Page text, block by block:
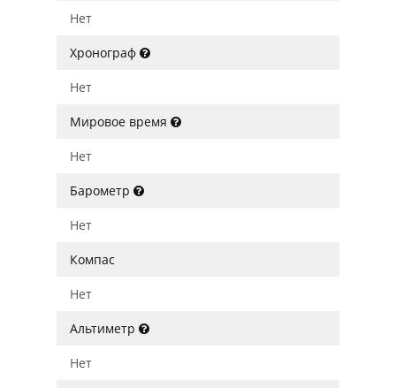
Нет
Хронограф
Нет
Мировое время
Нет
Барометр
Нет
Компас
Нет
Альтиметр
Нет